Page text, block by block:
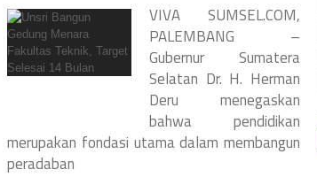
VIVA SUMSEL.COM,
PALEMBANG –
Gubernur Sumatera
Selatan Dr. H. Herman
Deru menegaskan
bahwa pendidikan
merupakan fondasi utama dalam membangun
peradaban